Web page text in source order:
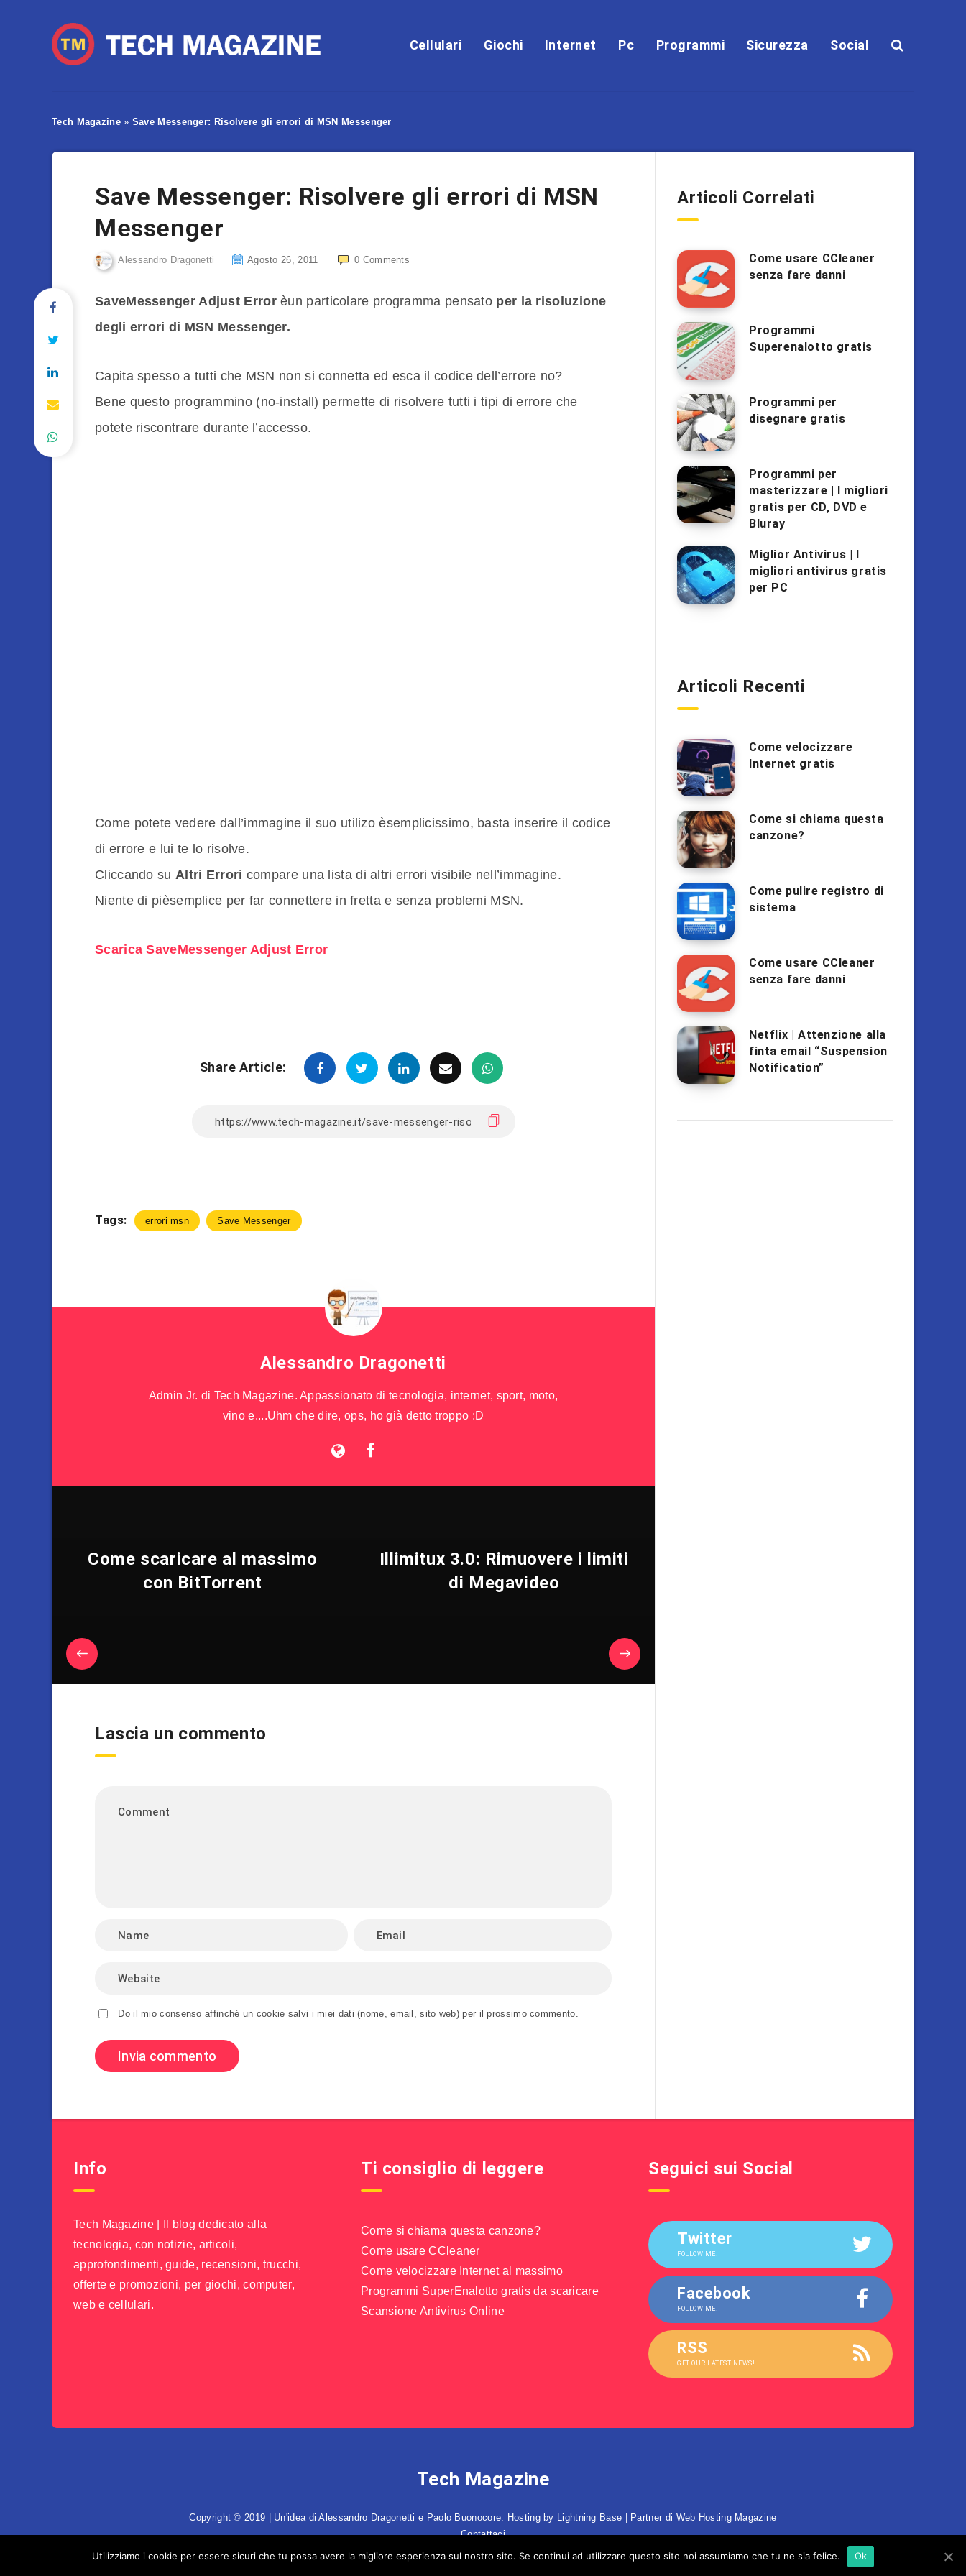
Cellulari Giochi Internet Pc Programmi Sicurezza Social
Tech Magazine» Save Messenger: Risolvere gli errori di MSN Messenger
Save Messenger: Risolvere gli errori di MSN
Messenger
Alessandro Dragonetti Agosto 26, 2011 0 Comments
SaveMessenger Adjust Errorèun particolare programma pensato per la risoluzione
degli errori di MSN Messenger.
Capita spesso a tutti che MSN non si connetta ed esca il codice dell’errore no?
Bene questo programmino (no-install) permette di risolvere tutti i tipi di errore che
potete riscontrare durante l’accesso.
Come potete vedere dall’immagine il suo utilizo èsemplicissimo, basta inserire il codice
di errore e lui te lo risolve.
Cliccando su Altri Errori compare una lista di altri errori visibile nell’immagine.
Niente di pièsemplice per far connettere in fretta e senza problemi MSN.
Scarica SaveMessenger Adjust Error
Share Article:
Tags: errori msn Save Messenger
Alessandro Dragonetti
Admin Jr. di Tech Magazine. Appassionato di tecnologia, internet, sport, moto,
vino e....Uhm che dire, ops, ho già detto troppo :D
Come scaricare al massimo
con BitTorrent
Illimitux 3.0: Rimuovere i limiti
di Megavideo
Lascia un commento
Do il mio consenso affinché un cookie salvi i miei dati (nome, email, sito web) per il prossimo commento.
Articoli Correlati
Come usare CCleaner
senza fare danni
Programmi
Superenalotto gratis
Programmi per
disegnare gratis
Programmi per
masterizzare | I migliori
gratis per CD, DVD e
Bluray
Miglior Antivirus | I
migliori antivirus gratis
per PC
Articoli Recenti
Come velocizzare
Internet gratis
Come si chiama questa
canzone?
Come pulire registro di
sistema
Come usare CCleaner
senza fare danni
Netflix | Attenzione alla
finta email “Suspension
Notification”
Info
Tech Magazine | Il blog dedicato alla
tecnologia, con notizie, articoli,
approfondimenti, guide, recensioni, trucchi,
offerte e promozioni, per giochi, computer,
web e cellulari.
Ti consiglio di leggere
Come si chiama questa canzone?
Come usare CCleaner
Come velocizzare Internet al massimo
Programmi SuperEnalotto gratis da scaricare
Scansione Antivirus Online
Seguici sui Social
Twitter
FOLLOW ME!
Facebook
FOLLOW ME!
RSS
GET OUR LATEST NEWS!
Tech Magazine
Copyright © 2019 | Un'idea di Alessandro Dragonetti e Paolo Buonocore. Hosting by Lightning Base | Partner di Web Hosting Magazine
Contattaci
Utilizziamo i cookie per essere sicuri che tu possa avere la migliore esperienza sul nostro sito. Se continui ad utilizzare questo sito noi assumiamo che tu ne sia felice. Ok